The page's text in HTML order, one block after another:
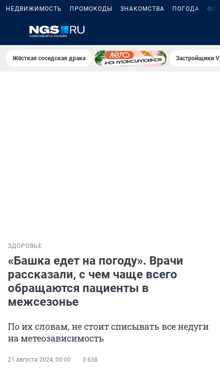
НЕДВИЖИМОСТЬ ПРОМОКОДЫ ЗНАКОМСТВА ПОГОДА
Жёсткая соседская драка Застройщики
ЗДОРОВЬЕ
«Башка едет на погоду». Врачи
рассказали, с чем чаще всего
обращаются пациенты в
межсезонье
По их словам, не стоит списывать все недуги
на метеозависимость
21 августа 2024, 00:00 3 638